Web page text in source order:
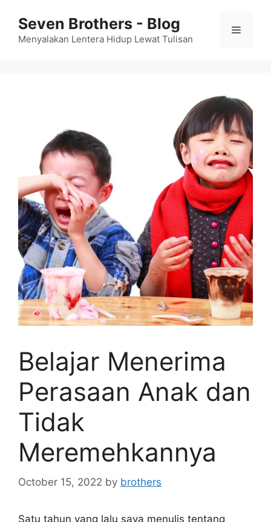
content
Seven Brothers - Blog
Menyalakan Lentera Hidup Lewat Tulisan
Menu
Belajar Menerima
Perasaan Anak dan
Tidak
Meremehkannya
October 15, 2022 by brothers
Satu tahun yang lalu saya menulis tentang